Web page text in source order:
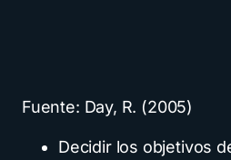
Fuente: Day, R. (2005)
Decidir los objetivos